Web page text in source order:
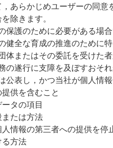
あらかじめユーザーの同
除きます。
保護のために必要がある場
健全な育成の推進のために
体またはその委託を受けた
の遂行に支障を及ぼすおそ
公表し，かつ当社が個人情
供を含むこと
タの項目
たは方法
情報の第三者への提供を停
方法